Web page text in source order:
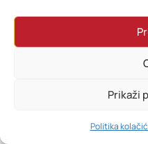
Prikaži
Politika
PRETRAŽI